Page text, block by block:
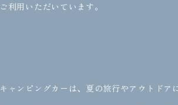
ご利用いただいています。
キャンピングカーは、夏の旅行やアウトドア